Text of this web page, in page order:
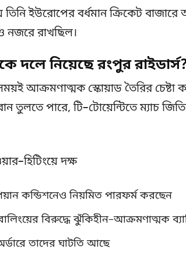
তিনি ইউরোপের বর্ধমান ক্রিকেট বাজারে
রাখছিল।
দলে নিয়েছে রংপুর
আক্রমণাত্মক স্কোয়াড তৈরির চেষ্টা
তুলতে পারে, টি–টোয়েন্টিতে ম্যাচ
দক্ষ
কন্ডিশনেও নিয়মিত পারফর্ম করছেন
বিরুদ্ধে ঝুঁকিহীন–আক্রমণাত্মক
তাদের ঘাটতি আছে